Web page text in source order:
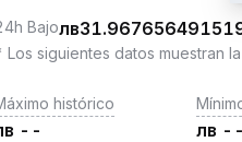
Bajoлв
Los siguientes datos muestran
histórico
-- лв --